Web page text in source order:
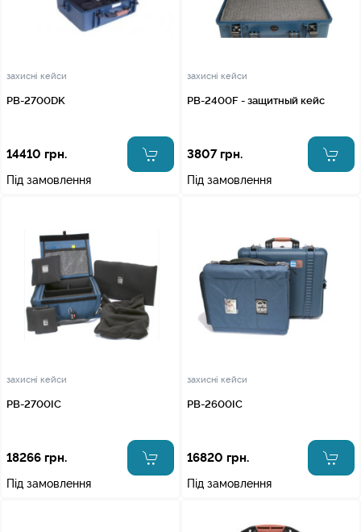
захисні кейси
PB-2700DK
14410 грн.
Під замовлення
захисні кейси
PB-2400F - защитный кейс
3807 грн.
Під замовлення
захисні кейси
PB-2700IC
18266 грн.
Під замовлення
захисні кейси
PB-2600IC
16820 грн.
Під замовлення